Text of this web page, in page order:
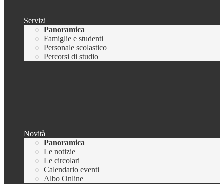
Servizi
Panoramica
Famiglie e studenti
Personale scolastico
Percorsi di studio
Novità
Panoramica
Le notizie
Le circolari
Calendario eventi
Albo Online